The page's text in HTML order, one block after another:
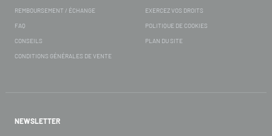
REMBOURSEMENT / ÉCHANGE
FAQ
CONSEILS
CONDITIONS GÉNÉRALES DE VENTE
EXERCEZ VOS DROITS
POLITIQUE DE COOKIES
PLAN DU SITE
NEWSLETTER